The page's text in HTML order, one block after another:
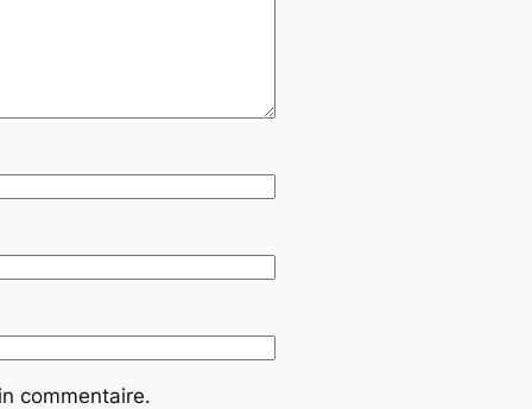
commentaire.